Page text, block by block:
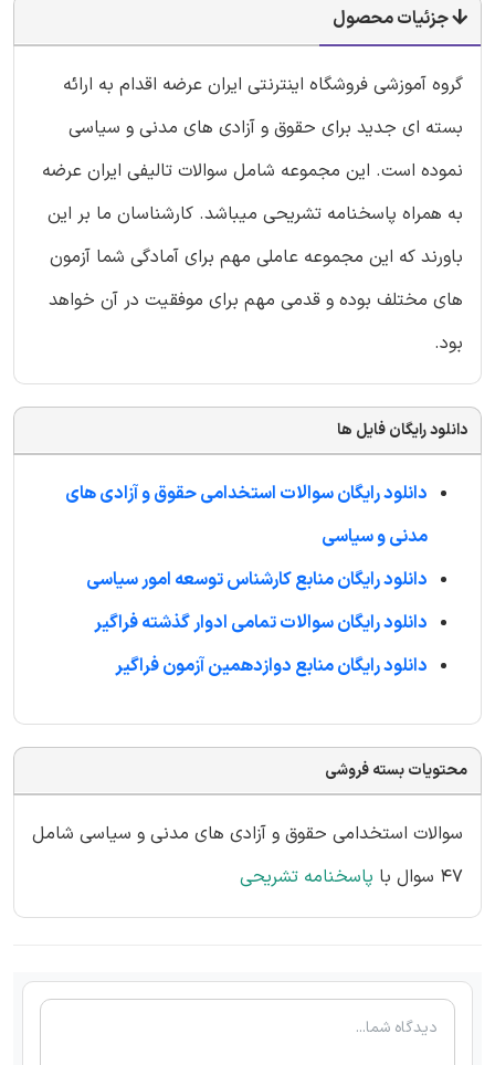
جزئیات محصول
گروه آموزشی فروشگاه اینترنتی ایران عرضه اقدام به ارائه
بسته ای جدید برای حقوق و آزادی های مدنی و سیاسی
نموده است. این مجموعه شامل سوالات تالیفی ایران عرضه
به همراه پاسخنامه تشریحی میباشد. کارشناسان ما بر این
باورند که این مجموعه عاملی مهم برای آمادگی شما آزمون
های مختلف بوده و قدمی مهم برای موفقیت در آن خواهد
بود.
دانلود رایگان فایل ها
دانلود رایگان سوالات استخدامی حقوق و آزادی های
مدنی و سیاسی
دانلود رایگان منابع کارشناس توسعه امور سیاسی
دانلود رایگان سوالات تمامی ادوار گذشته فراگیر
دانلود رایگان منابع دوازدهمین آزمون فراگیر
محتویات بسته فروشی
سوالات استخدامی حقوق و آزادی های مدنی و سیاسی شامل
47 سوال با
پاسخنامه تشریحی